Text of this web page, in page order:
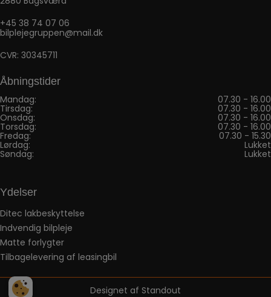
+45 38 74 07 06
bilplejegruppen@mail.dk
CVR: 30345711
Åbningstider
Mandag:
Tirsdag:
Onsdag:
Torsdag:
Fredag:
Lørdag:
Søndag:
07.30 - 16.00
07.30 - 16.00
07.30 - 16.00
07.30 - 16.00
07.30 - 15.30
Lukket
Lukket
Ydelser
Ditec lakbeskyttelse
Indvendig bilpleje
Matte forlygter
Tilbagelevering af leasingbil
Designet af Standout